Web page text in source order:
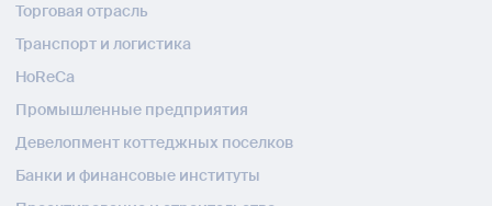
Торговая отрасль
Транспорт и логистика
HoReCa
Промышленные предприятия
Девелопмент коттеджных поселков
Банки и финансовые институты